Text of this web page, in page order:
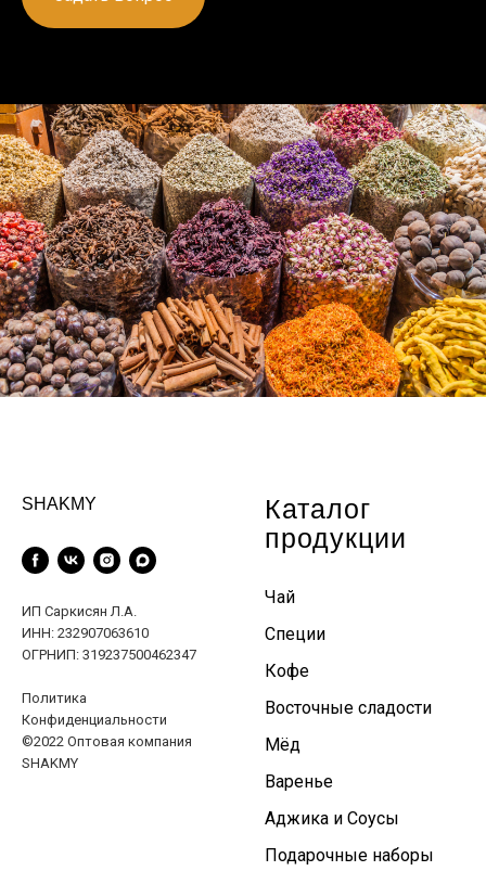
SHAKMY
ИП Саркисян Л.А.
ИНН: 232907063610
ОГРНИП: 319237500462347
Политика
Конфиденциальности
©2022 Оптовая компания
SHAKMY
Каталог
продукции
Чай
Специи
Кофе
Восточные сладости
Мёд
Варенье
Аджика и Соусы
Подарочные наборы